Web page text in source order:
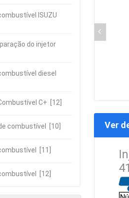
ISUZU
do injetor
diesel
C+ [12]
combustível [10]
[11]
[12]
Ver